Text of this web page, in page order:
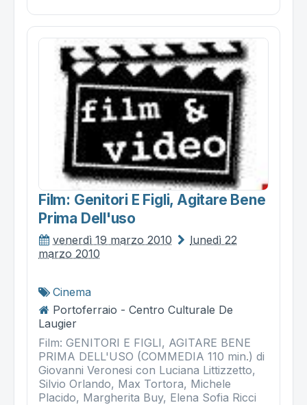
Film: Genitori E Figli, Agitare Bene
Prima Dell'uso
venerdì 19 marzo 2010
lunedì 22
marzo 2010
Cinema
Portoferraio - Centro Culturale De
Laugier
Film: GENITORI E FIGLI, AGITARE BENE
PRIMA DELL'USO (COMMEDIA 110 min.) di
Giovanni Veronesi con Luciana Littizzetto,
Silvio Orlando, Max Tortora, Michele
Placido, Margherita Buy, Elena Sofia Ricci